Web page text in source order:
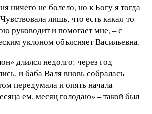
ничего не болело, но к Богу я тогда
лишь, что есть какая-то
руководит и помогает мне, – с
уклоном объясняет Васильевна.
длился недолго: через год
и баба Валя вновь собралась
передумала и опять начала
ем, месяц голодаю» – такой был